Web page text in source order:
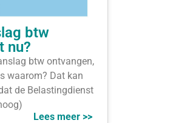
btw
nu?
btw ontvangen,
waarom? Dat kan
de Belastingdienst
Lees meer >>